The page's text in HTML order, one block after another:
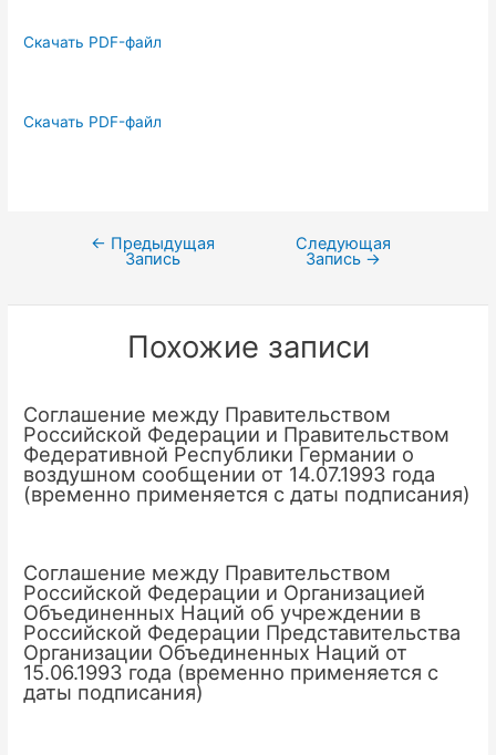
Скачать PDF-файл
Скачать PDF-файл
Навигация
записям
← Предыдущая
Запись
Следующая
Запись →
Похожие записи
Соглашение между Правительством
Российской Федерации и Правительством
Федеративной Республики Германии о
воздушном сообщении от 14.07.1993 года
(временно применяется с даты подписания)
Соглашение между Правительством
Российской Федерации и Организацией
Объединенных Наций об учреждении в
Российской Федерации Представительства
Организации Объединенных Наций от
15.06.1993 года (временно применяется с
даты подписания)